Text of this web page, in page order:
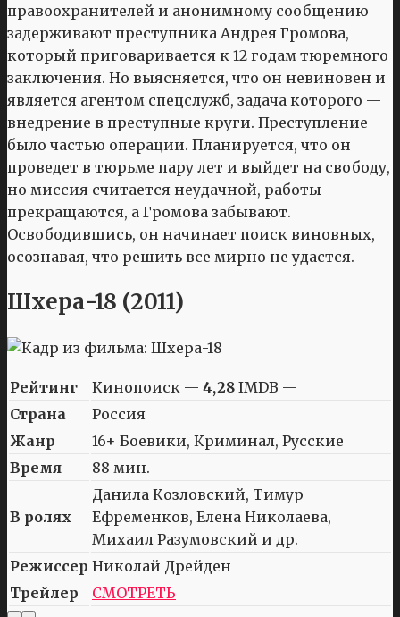
правоохранителей и анонимному сообщению
задерживают преступника Андрея Громова,
который приговаривается к 12 годам тюремного
заключения. Но выясняется, что он невиновен и
является агентом спецслужб, задача которого —
внедрение в преступные круги. Преступление
было частью операции. Планируется, что он
проведет в тюрьме пару лет и выйдет на свободу,
но миссия считается неудачной, работы
прекращаются, а Громова забывают.
Освободившись, он начинает поиск виновных,
осознавая, что решить все мирно не удастся.
Шхера-18 (2011)
Рейтинг Кинопоиск — 4,28 IMDB —
Страна
Россия
Жанр
16+ Боевики, Криминал, Русские
Время
88 мин.
В ролях
Данила Козловский, Тимур
Ефременков, Елена Николаева,
Михаил Разумовский и др.
Режиссер Николай Дрейден
Трейлер
СМОТРЕТЬ